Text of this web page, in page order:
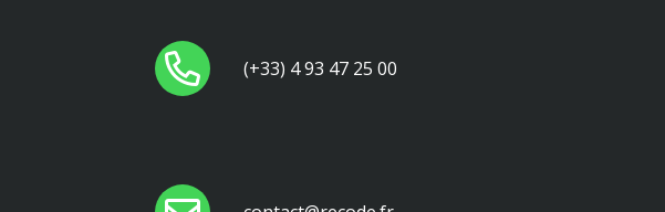
(+33) 4 93 47 25 00